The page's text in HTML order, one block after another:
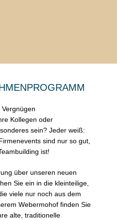
Kollegen oder
sein? Jeder weiß:
sind nur so gut,
ist!
über unseren neuen
Sie ein in die kleinteilige,
viele nur noch aus dem
Webermohof finden Sie
alte, traditionelle